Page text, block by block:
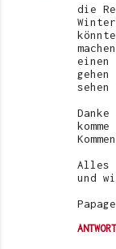
die
einen
Alles
und